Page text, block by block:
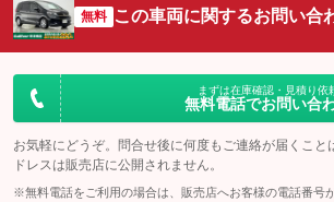
サイドカメラ
：装備なし ルーフレ
：装備な
：装備なし
：装備な
無料 この車両に関するお問い合
まずは在庫確認・見積り依
無料電話でお問い合
お気軽にどうぞ。問合せ後に何度もご連絡が届くこと
ドレスは販売店に公開されません。
※無料電話をご利用の場合は、販売店へお客様の電話番号